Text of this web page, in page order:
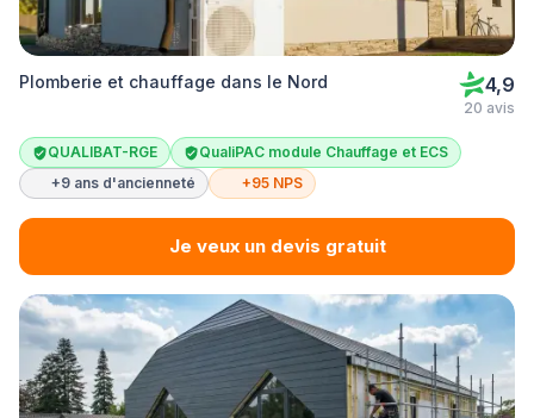
Plomberie et chauffage dans le Nord 4,9
20 avis
QUALIBAT-RGE
QualiPAC module Chauffage et ECS
+9 ans d'ancienneté
+95 NPS
Je veux un devis gratuit